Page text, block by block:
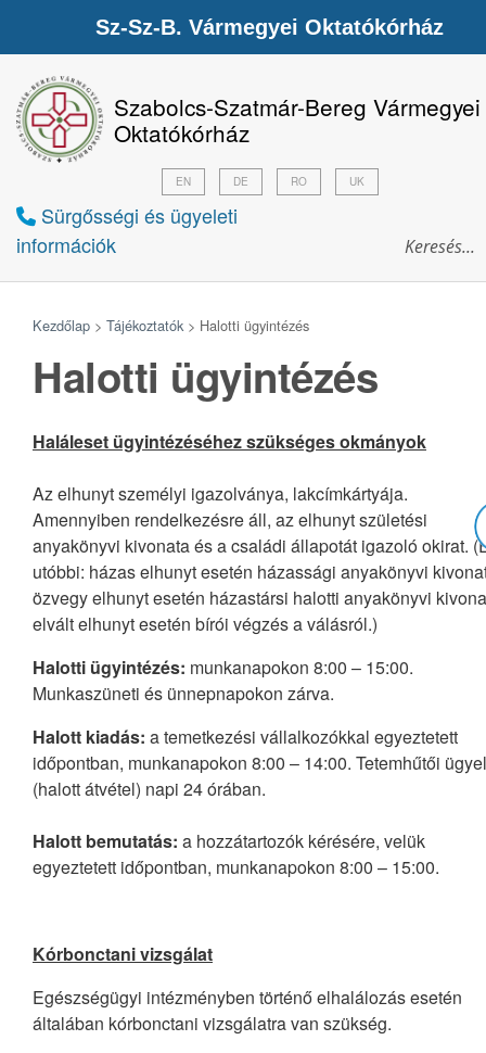
Szabolcs-Szatmár-Bereg Vármegyei
Oktatókórház
Sürgősségi és ügyeleti
információk
EN DE RO UK
Kezdőlap > Tájékoztatók> Halotti ügyintézés
Halotti ügyintézés
Haláleset ügyintézéséhez szükséges okmányok
Az elhunyt személyi igazolványa, lakcímkártyája.
Amennyiben rendelkezésre áll, az elhunyt születési
anyakönyvi kivonata és a családi állapotát igazoló okirat.
utóbbi: házas elhunyt esetén házassági anyakönyvi
özvegy elhunyt esetén házastársi halotti anyakönyvi
elvált elhunyt esetén bírói végzés a válásról.)
Halotti ügyintézés: munkanapokon 8:00 – 15:00.
Munkaszüneti és ünnepnapokon zárva.
Halott kiadás: a temetkezési vállalkozókkal egyeztetett
időpontban, munkanapokon 8:00 – 14:00. Tetemhűtői
(halott átvétel) napi 24 órában.
Halott bemutatás: a hozzátartozók kérésére, velük
egyeztetett időpontban, munkanapokon 8:00 – 15:00.
Kórbonctani vizsgálat
Egészségügyi intézményben történő elhalálozás esetén
általában kórbonctani vizsgálatra van szükség.
Sz-Sz-B. Vármegyei Oktatókórház